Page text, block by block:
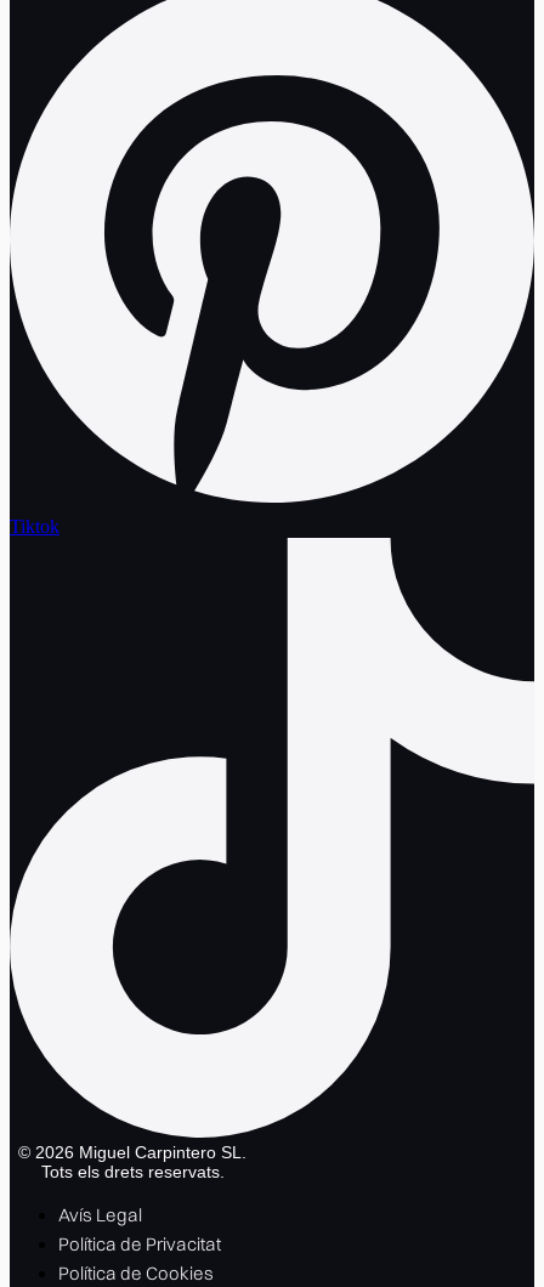
Tiktok
© 2026 Miguel Carpintero SL.
Tots els drets reservats.
Avís Legal
Política de Privacitat
Política de Cookies